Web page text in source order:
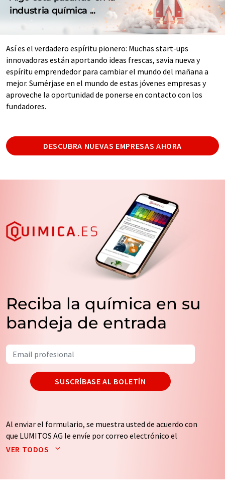
industria química ...
Así es el verdadero espíritu pionero: Muchas start-ups
innovadoras están aportando ideas frescas, savia nueva y
espíritu emprendedor para cambiar el mundo del mañana a
mejor. Sumérjase en el mundo de estas jóvenes empresas y
aproveche la oportunidad de ponerse en contacto con los
fundadores.
DESCUBRA NUEVAS EMPRESAS AHORA
Reciba la química en su
bandeja de entrada
SUSCRÍBASE AL BOLETÍN
Al enviar el formulario, se muestra usted de acuerdo con
que LUMITOS AG le envíe por correo electrónico el
boletín o boletines seleccionados anteriormente. Sus
de nuestrapolítica de protección de datos. LUMITOS
VER TODOS